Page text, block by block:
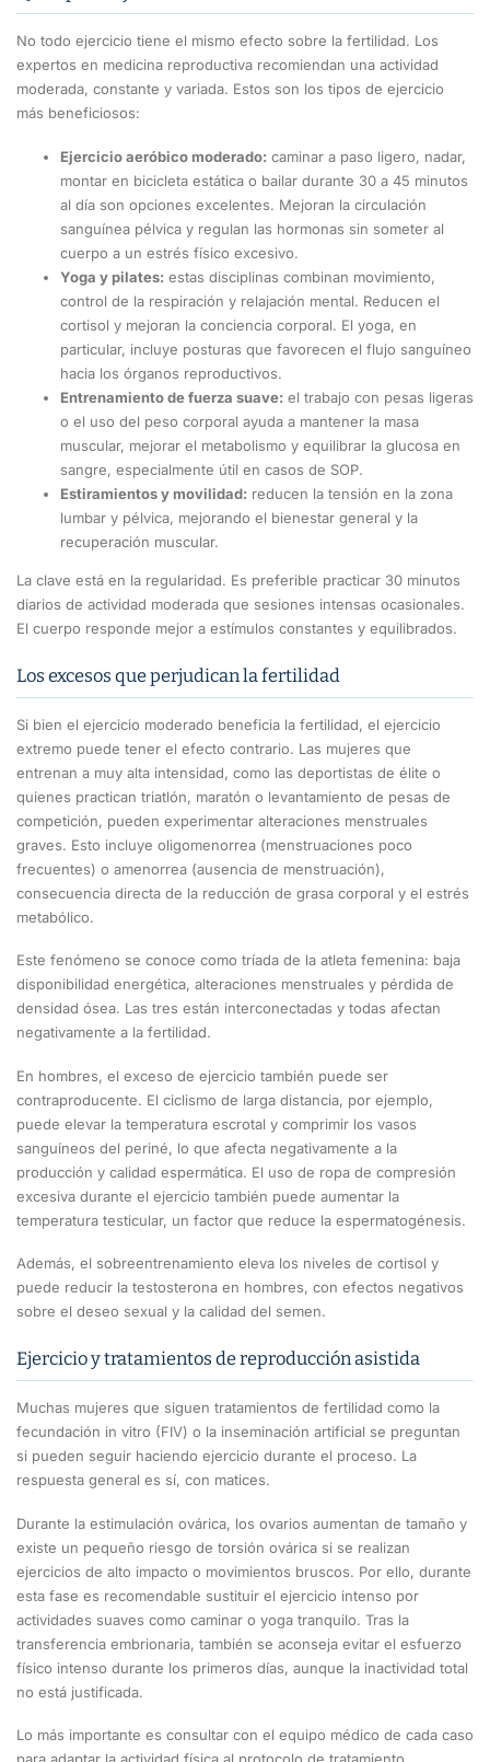
No todo ejercicio tiene el mismo efecto sobre la fertilidad. Los
expertos en medicina reproductiva recomiendan una actividad
moderada, constante y variada. Estos son los tipos de ejercicio
más beneficiosos:
Ejercicio aeróbico moderado: caminar a paso ligero, nadar,
montar en bicicleta estática o bailar durante 30 a 45 minutos
al día son opciones excelentes. Mejoran la circulación
sanguínea pélvica y regulan las hormonas sin someter al
cuerpo a un estrés físico excesivo.
Yoga y pilates: estas disciplinas combinan movimiento,
control de la respiración y relajación mental. Reducen el
cortisol y mejoran la conciencia corporal. El yoga, en
particular, incluye posturas que favorecen el flujo sanguíneo
hacia los órganos reproductivos.
Entrenamiento de fuerza suave: el trabajo con pesas ligeras
o el uso del peso corporal ayuda a mantener la masa
muscular, mejorar el metabolismo y equilibrar la glucosa en
sangre, especialmente útil en casos de SOP.
Estiramientos y movilidad: reducen la tensión en la zona
lumbar y pélvica, mejorando el bienestar general y la
recuperación muscular.
La clave está en la regularidad. Es preferible practicar 30 minutos
diarios de actividad moderada que sesiones intensas ocasionales.
El cuerpo responde mejor a estímulos constantes y equilibrados.
Los excesos que perjudican la fertilidad
Si bien el ejercicio moderado beneficia la fertilidad, el ejercicio
extremo puede tener el efecto contrario. Las mujeres que
entrenan a muy alta intensidad, como las deportistas de élite o
quienes practican triatlón, maratón o levantamiento de pesas de
competición, pueden experimentar alteraciones menstruales
graves. Esto incluye oligomenorrea (menstruaciones poco
frecuentes) o amenorrea (ausencia de menstruación),
consecuencia directa de la reducción de grasa corporal y el estrés
metabólico.
Este fenómeno se conoce como tríada de la atleta femenina: baja
disponibilidad energética, alteraciones menstruales y pérdida de
densidad ósea. Las tres están interconectadas y todas afectan
negativamente a la fertilidad.
En hombres, el exceso de ejercicio también puede ser
contraproducente. El ciclismo de larga distancia, por ejemplo,
puede elevar la temperatura escrotal y comprimir los vasos
sanguíneos del periné, lo que afecta negativamente a la
producción y calidad espermática. El uso de ropa de compresión
excesiva durante el ejercicio también puede aumentar la
temperatura testicular, un factor que reduce la espermatogénesis.
Además, el sobreentrenamiento eleva los niveles de cortisol y
puede reducir la testosterona en hombres, con efectos negativos
sobre el deseo sexual y la calidad del semen.
Ejercicio y tratamientos de reproducción asistida
Muchas mujeres que siguen tratamientos de fertilidad como la
fecundación in vitro (FIV) o la inseminación artificial se preguntan
si pueden seguir haciendo ejercicio durante el proceso. La
respuesta general es sí, con matices.
Durante la estimulación ovárica, los ovarios aumentan de tamaño y
existe un pequeño riesgo de torsión ovárica si se realizan
ejercicios de alto impacto o movimientos bruscos. Por ello, durante
esta fase es recomendable sustituir el ejercicio intenso por
actividades suaves como caminar o yoga tranquilo. Tras la
transferencia embrionaria, también se aconseja evitar el esfuerzo
físico intenso durante los primeros días, aunque la inactividad total
no está justificada.
Lo más importante es consultar con el equipo médico de cada caso